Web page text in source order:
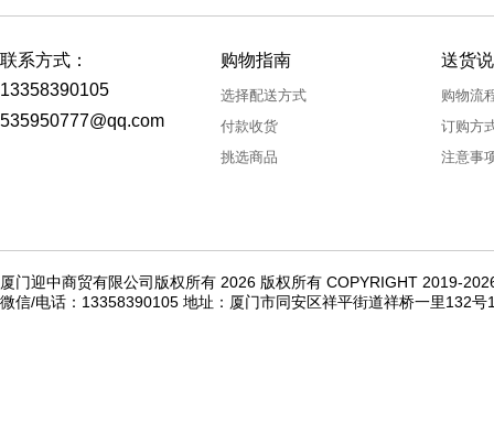
联系方式：
13358390105
535950777@qq.com
购物指南
选择配送方式
付款收货
挑选商品
送货
购物流
订购方
注意事
厦门迎中商贸有限公司版权所有 2026 版权所有 COPYRIGHT 2019-
微信/电话：13358390105 地址：厦门市同安区祥平街道祥桥一里132号